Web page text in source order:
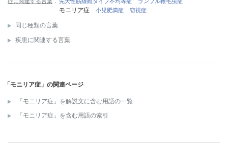
モニリア症 小児肥満症 窃視症
同じ種類の言葉
疾患に関連する言葉
「モニリア症」の関連ページ
「モニリア症」を解説文に含む用語の一覧
「モニリア症」を含む用語の索引